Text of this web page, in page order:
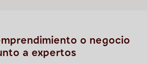
o negocio
a expertos